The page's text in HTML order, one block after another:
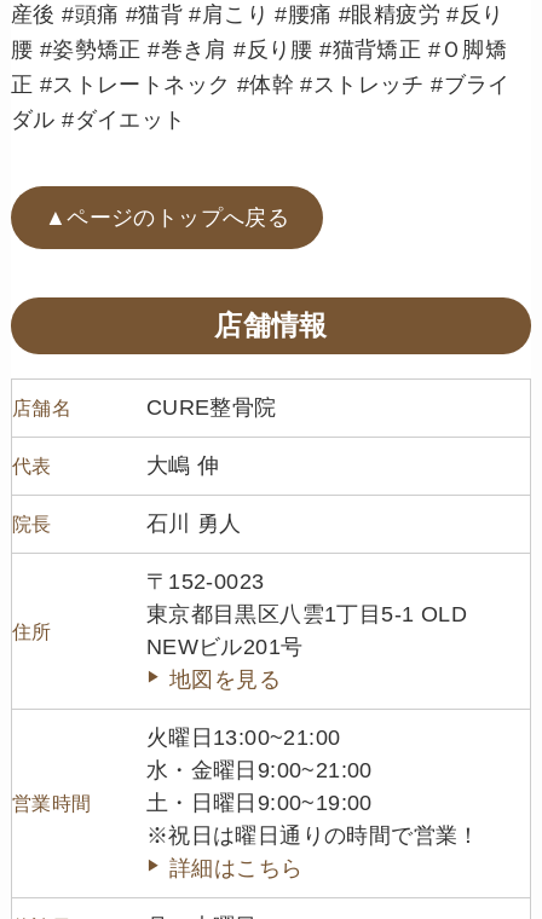
産後 #頭痛 #猫背 #肩こり #腰痛 #眼精疲労 #反り
腰 #姿勢矯正 #巻き肩 #反り腰 #猫背矯正 #Ｏ脚矯
正 #ストレートネック #体幹 #ストレッチ #ブライ
ダル #ダイエット
▲ページのトップへ戻る
店舗情報
店舗名 CURE整骨院
代表 大嶋 伸
院長 石川 勇人
住所
〒152-0023
東京都目黒区八雲1丁目5-1 OLD
NEWビル201号
地図を見る
営業時間
火曜日13:00~21:00
水・金曜日9:00~21:00
土・日曜日9:00~19:00
※祝日は曜日通りの時間で営業！
詳細はこちら